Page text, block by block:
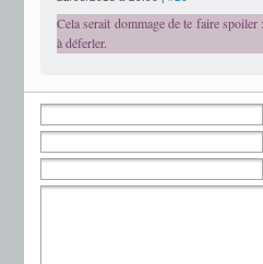
Cela serait dommage de te faire
à déferler.